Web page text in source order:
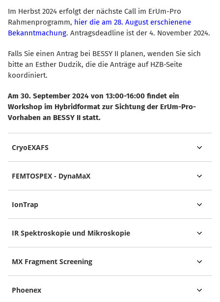
Im Herbst 2024 erfolgt der nächste Call im ErUm-Pro
Rahmenprogramm, hier die am 28. August erschienene
Bekanntmachung. Antragsdeadline ist der 4. November 2024.
Falls Sie einen Antrag bei BESSY II planen, wenden Sie sich
bitte an Esther Dudzik, die die Anträge auf HZB-Seite
koordiniert.
Am 30. September 2024 von 13:00-16:00 findet ein
Workshop im Hybridformat zur Sichtung der ErUm-Pro-
Vorhaben an BESSY II statt.
CryoEXAFS
FEMTOSPEX - DynaMaX
IonTrap
IR Spektroskopie und Mikroskopie
MX Fragment Screening
Phoenex